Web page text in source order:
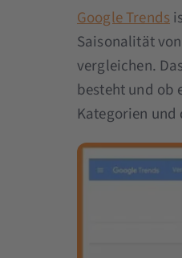
Google Trends
Saisonalität
vergleichen.
besteht und ob
Kategorien